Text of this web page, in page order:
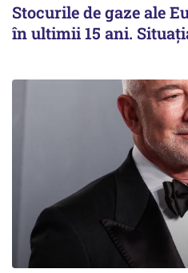
Stocurile de gaze ale
în ultimii 15 ani.